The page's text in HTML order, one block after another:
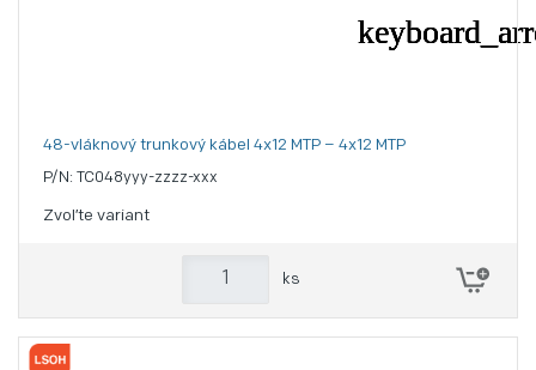
48-vláknový trunkový kábel 4x12 MTP – 4x12 MTP
P/N: TC048yyy-zzzz-xxx
Zvoľte variant
ks